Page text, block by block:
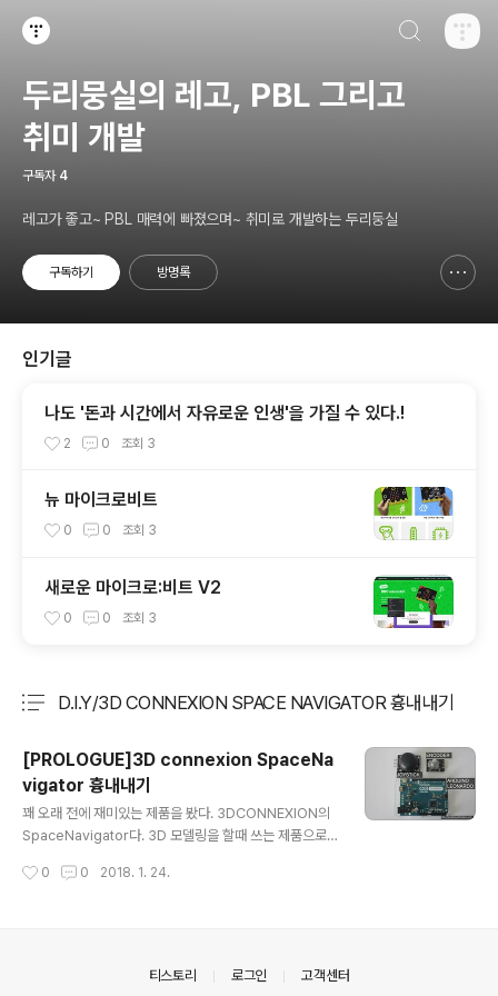
두리뭉실의 레고, PBL 그리고
취미 개발
구독자 4
레고가 좋고~ PBL 매력에 빠졌으며~ 취미로 개발하는 두리둥실
구독하기 방명록
인기글
나도 '돈과 시간에서 자유로운 인생'을 가질 수 있다.!
2 0 조회 3
뉴 마이크로비트
0 0 조회 3
새로운 마이크로:비트 V2
0 0 조회 3
D.I.Y/3D CONNEXION SPACE NAVIGATOR 흉내내기
[PROLOGUE]3D connexion SpaceNa
vigator 흉내내기
꽤 오래 전에 재미있는 제품을 봤다. 3DCONNEXION의
SpaceNavigator다. 3D 모델링을 할때 쓰는 제품으로
이다. 제품자세히보기
0 0 2018. 1. 24.
티스토리 로그인 고객센터